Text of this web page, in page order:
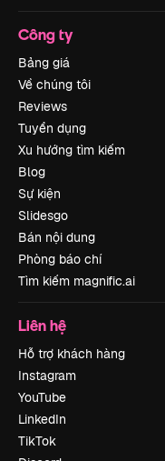
Công ty
Bảng giá
Về chúng tôi
Reviews
Tuyển dụng
Xu hướng tìm kiếm
Blog
Sự kiện
Slidesgo
Bán nội dung
Phòng báo chí
Tìm kiếm magnific.ai
Liên hệ
Hỗ trợ khách hàng
Instagram
YouTube
LinkedIn
TikTok